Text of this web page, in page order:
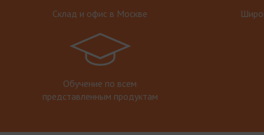
Склад и офис в Москве
Обучение по всем
представленным продуктам